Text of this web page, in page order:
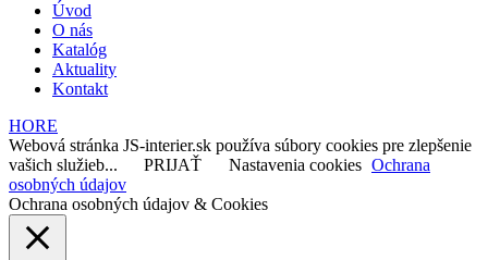
Úvod
O nás
Katalóg
Aktuality
Kontakt
HORE
Webová stránka JS-interier.sk používa súbory cookies pre zlepšenie
vašich služieb...
PRIJAŤ Nastavenia cookies Ochrana
osobných údajov
Ochrana osobných údajov & Cookies